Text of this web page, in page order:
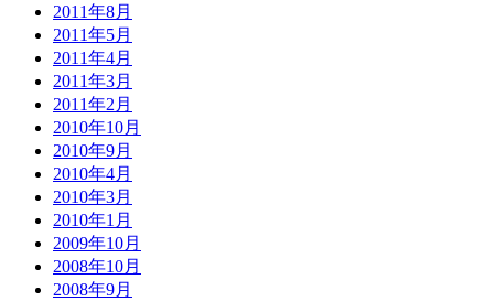
2011年8月
2011年5月
2011年4月
2011年3月
2011年2月
2010年10月
2010年9月
2010年4月
2010年3月
2010年1月
2009年10月
2008年10月
2008年9月